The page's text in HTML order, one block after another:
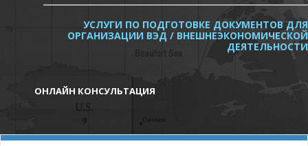
УСЛУГИ ПО ПОДГОТОВКЕ ДОКУМЕНТОВ ДЛЯ
ОРГАНИЗАЦИИ ВЭД / ВНЕШНЕЭКОНОМИЧЕСКОЙ
ДЕЯТЕЛЬНОСТИ
ОНЛАЙН КОНСУЛЬТАЦИЯ